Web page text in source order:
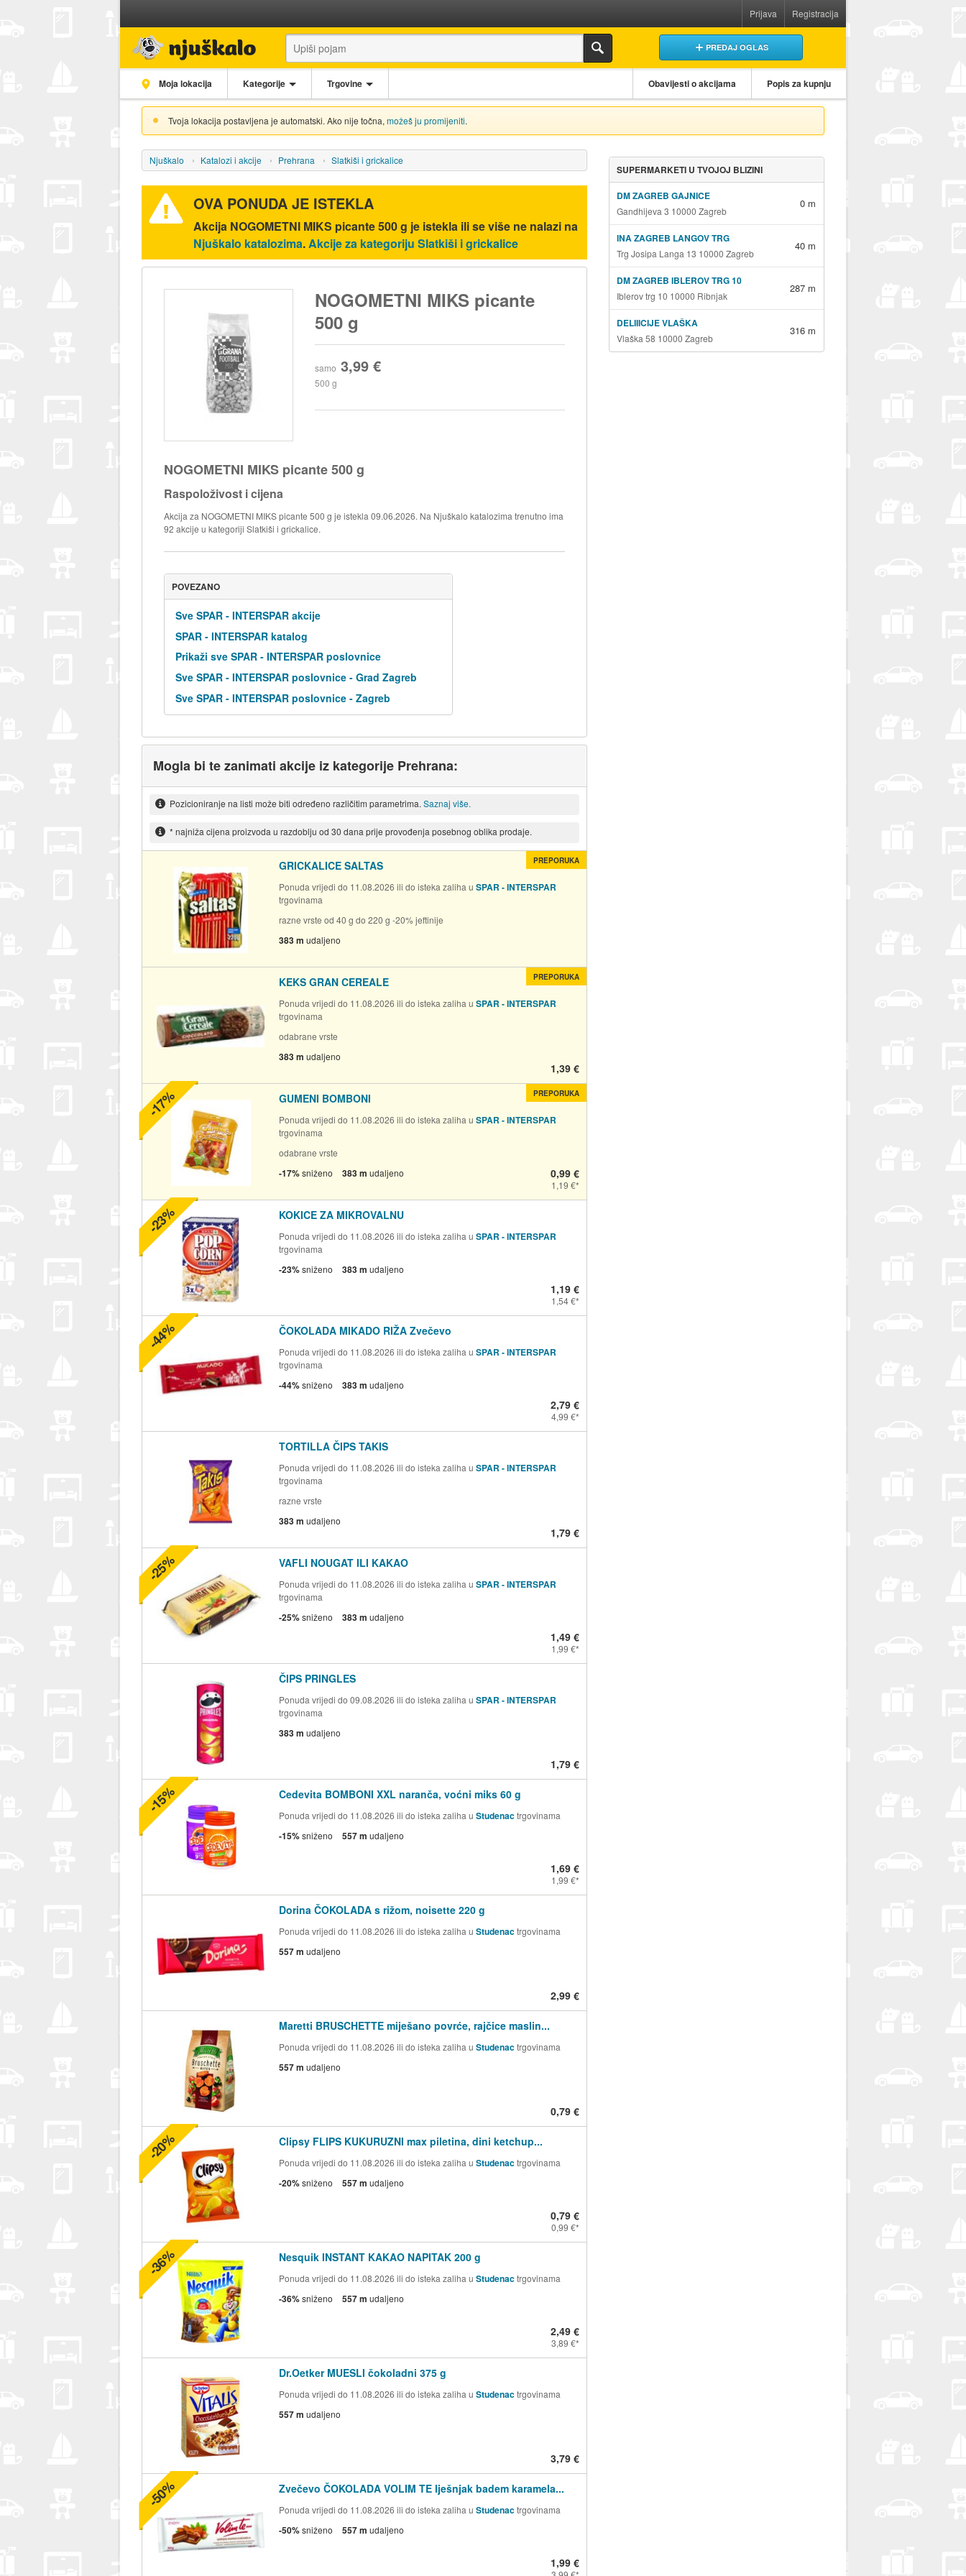
Prijava Registracija
PREDAJ OGLAS
Moja lokacija Kategorije Trgovine Obavijesti o akcijama Popis za kupnju
Tvoja lokacija postavljena je automatski. Ako nije točna, možeš ju promijeniti.
Njuškalo Katalozi i akcije Prehrana Slatkiši i grickalice
OVA PONUDA JE ISTEKLA
Akcija NOGOMETNI MIKS picante 500 g je istekla ili se više ne nalazi na
Njuškalo katalozima.Akcije za kategoriju Slatkiši i grickalice
NOGOMETNI MIKS picante
500 g
samo 3,99 €
500 g
NOGOMETNI MIKS picante 500 g
Raspoloživost i cijena
Akcija za NOGOMETNI MIKS picante 500 g je istekla 09.06.2026. Na Njuškalo katalozima trenutno ima
92 akcije u kategoriji Slatkiši i grickalice.
POVEZANO
Sve SPAR - INTERSPAR akcije
SPAR - INTERSPAR katalog
Prikaži sve SPAR - INTERSPAR poslovnice
Sve SPAR - INTERSPAR poslovnice - Grad Zagreb
Sve SPAR - INTERSPAR poslovnice - Zagreb
Mogla bi te zanimati akcije iz kategorije Prehrana:
Pozicioniranje na listi može biti određeno različitim parametrima. Saznaj više.
* najniža cijena proizvoda u razdoblju od 30 dana prije provođenja posebnog oblika prodaje.
GRICKALICE SALTAS
Ponuda vrijedi do 11.08.2026 ili do isteka zaliha u SPAR - INTERSPAR
trgovinama
razne vrste od 40 g do 220 g -20% jeftinije
383 m udaljeno
PREPORUKA
KEKS GRAN CEREALE
Ponuda vrijedi do 11.08.2026 ili do isteka zaliha u SPAR - INTERSPAR
trgovinama
odabrane vrste
383 m udaljeno
1,39 €
PREPORUKA
GUMENI BOMBONI
Ponuda vrijedi do 11.08.2026 ili do isteka zaliha u SPAR - INTERSPAR
trgovinama
odabrane vrste
-17%sniženo 383 m udaljeno 0,99 €
1,19 €
PREPORUKA
-17%
KOKICE ZA MIKROVALNU
Ponuda vrijedi do 11.08.2026 ili do isteka zaliha u SPAR - INTERSPAR
trgovinama
-23%sniženo 383 m udaljeno
1,19 €
1,54 €
-23%
ČOKOLADA MIKADO RIŽA Zvečevo
Ponuda vrijedi do 11.08.2026 ili do isteka zaliha u SPAR - INTERSPAR
trgovinama
-44%sniženo 383 m udaljeno
2,79 €
4,99 €
-44%
TORTILLA ČIPS TAKIS
Ponuda vrijedi do 11.08.2026 ili do isteka zaliha u SPAR - INTERSPAR
trgovinama
razne vrste
383 m udaljeno
1,79 €
VAFLI NOUGAT ILI KAKAO
Ponuda vrijedi do 11.08.2026 ili do isteka zaliha u SPAR - INTERSPAR
trgovinama
-25%sniženo 383 m udaljeno
1,49 €
1,99 €
-25%
ČIPS PRINGLES
Ponuda vrijedi do 09.08.2026 ili do isteka zaliha u SPAR - INTERSPAR
trgovinama
383 m udaljeno
1,79 €
Cedevita BOMBONI XXL naranča, voćni miks 60 g
Ponuda vrijedi do 11.08.2026 ili do isteka zaliha u Studenactrgovinama
-15%sniženo 557 m udaljeno
1,69 €
1,99 €
-15%
Dorina ČOKOLADA s rižom, noisette 220 g
Ponuda vrijedi do 11.08.2026 ili do isteka zaliha u Studenactrgovinama
557 m udaljeno
2,99 €
Maretti BRUSCHETTE miješano povrće, rajčice maslin...
Ponuda vrijedi do 11.08.2026 ili do isteka zaliha u Studenactrgovinama
557 m udaljeno
0,79 €
Clipsy FLIPS KUKURUZNI max piletina, dini ketchup...
Ponuda vrijedi do 11.08.2026 ili do isteka zaliha u Studenactrgovinama
-20%sniženo 557 m udaljeno
0,79 €
0,99 €
-20%
Nesquik INSTANT KAKAO NAPITAK 200 g
Ponuda vrijedi do 11.08.2026 ili do isteka zaliha u Studenactrgovinama
-36%sniženo 557 m udaljeno
2,49 €
3,89 €
-36%
Dr.Oetker MUESLI čokoladni 375 g
Ponuda vrijedi do 11.08.2026 ili do isteka zaliha u Studenactrgovinama
557 m udaljeno
3,79 €
Zvečevo ČOKOLADA VOLIM TE lješnjak badem karamela...
Ponuda vrijedi do 11.08.2026 ili do isteka zaliha u Studenactrgovinama
-50%sniženo 557 m udaljeno
1,99 €
-50%
SUPERMARKETI U TVOJOJ BLIZINI
DM ZAGREB GAJNICE
Gandhijeva 3 10000 Zagreb
0 m
INA ZAGREB LANGOV TRG
Trg Josipa Langa 13 10000 Zagreb
40 m
DM ZAGREB IBLEROV TRG 10
Iblerov trg 10 10000 Ribnjak
287 m
DELIIICIJE VLAŠKA
Vlaška 58 10000 Zagreb
316 m